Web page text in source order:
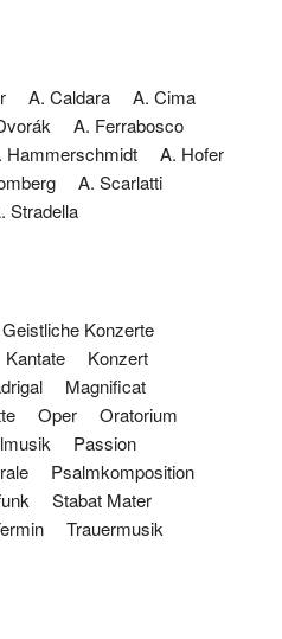
A. Caldara
A. Cima
A. Ferrabosco
Hammerschmidt
A. Hofer
A. Scarlatti
Stradella
Geistliche Konzerte
Kantate
Konzert
Magnificat
Oper
Oratorium
Passion
Psalmkomposition
Stabat Mater
Trauermusik